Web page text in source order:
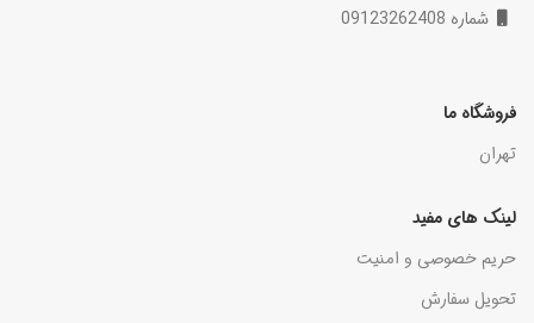
شماره 09123262408
فروشگاه ما
تهران
لینک های مفید
حریم خصوصی و امنیت
تحویل سفارش